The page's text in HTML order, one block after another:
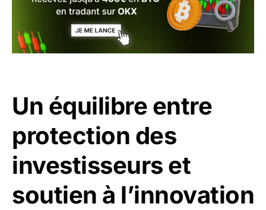
Un équilibre entre
protection des
investisseurs et
soutien à l’innovation